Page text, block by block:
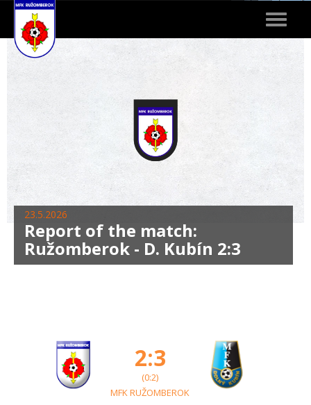
Toggle
23.5.2026
Report of the match:
Ružomberok - D. Kubín 2:3
2:3
(0:2)
MFK RUŽOMBEROK